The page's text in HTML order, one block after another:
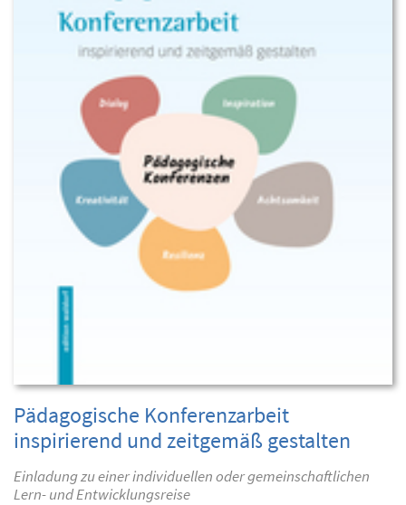
Pädagogische Konferenzarbeit
inspirierend und zeitgemäß gestalten
Einladung zu einer individuellen oder gemeinschaftlichen
Lern- und Entwicklungsreise